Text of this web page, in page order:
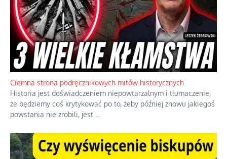
Szlachetna duma z historycznego braku rozsądku
Jednym z dziedzictw polskiej kontrreformacji jest skłonność do
oceniania wszystkiego w kategoriach moralnych, w tym
również polityki międzynarodowej, a...